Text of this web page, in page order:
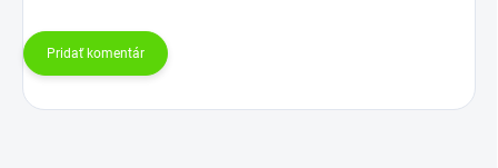
Pridať komentár